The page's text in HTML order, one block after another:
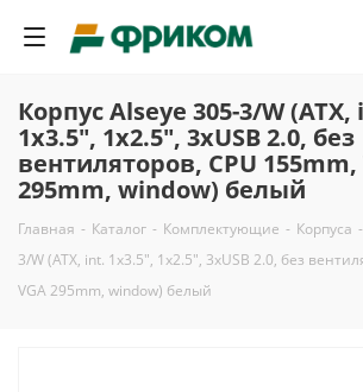
Корпус Alseye 305-3/W (ATX,
1x3.5", 1x2.5", 3xUSB 2.0, без
вентиляторов, CPU 155mm,
295mm, window) белый
Главная - Каталог - Комплектующие - Корпуса -
3/W (ATX, int. 1x3.5", 1x2.5", 3xUSB 2.0, без
VGA 295mm, window) белый